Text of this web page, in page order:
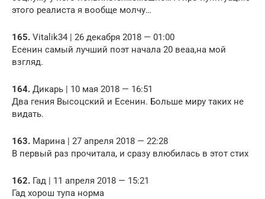
этого реалиста я вообще молчу…
165. Vitalik34 | 26 декабря 2018 — 01:00
Есенин самый лучший поэт начала 20 веаа,на мой
взгляд.
164. Дикарь | 10 мая 2018 — 16:51
Два гения Высоцский и Есенин. Больше миру таких не
видать.
163. Марина | 27 апреля 2018 — 22:28
В первый раз прочитала, и сразу влюбилась в этот стих
162. Гад | 11 апреля 2018 — 15:21
Гад хорош тупа норма